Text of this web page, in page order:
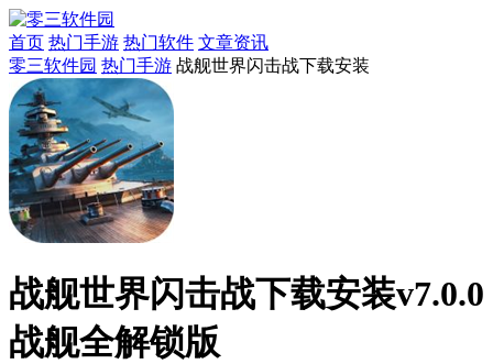
首页 热门手游 热门软件 文章资讯
零三软件园 热门手游 战舰世界闪击战下载安装
战舰世界闪击战下载安装v7.0.0
战舰全解锁版